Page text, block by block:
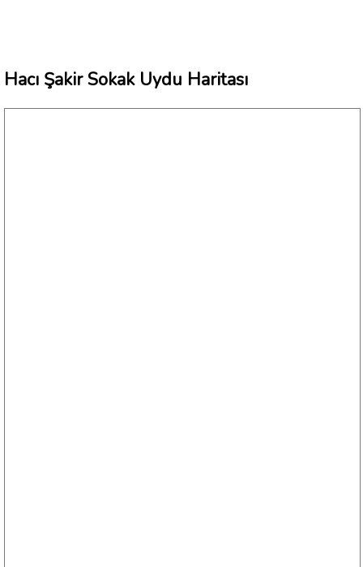
Hacı Şakir Sokak Uydu Haritası